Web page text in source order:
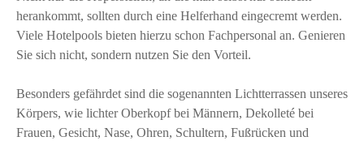
herankommt, sollten durch eine Helferhand eingecremt werden.
Viele Hotelpools bieten hierzu schon Fachpersonal an. Genieren
Sie sich nicht, sondern nutzen Sie den Vorteil.
Besonders gefährdet sind die sogenannten Lichtterrassen unseres
Körpers, wie lichter Oberkopf bei Männern, Dekolleté bei
Frauen, Gesicht, Nase, Ohren, Schultern, Fußrücken und